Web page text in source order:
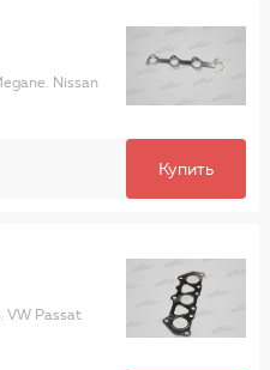
Nissan
Купить
VW Passat